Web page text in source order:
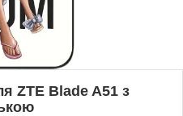
ZTE Blade A51 з